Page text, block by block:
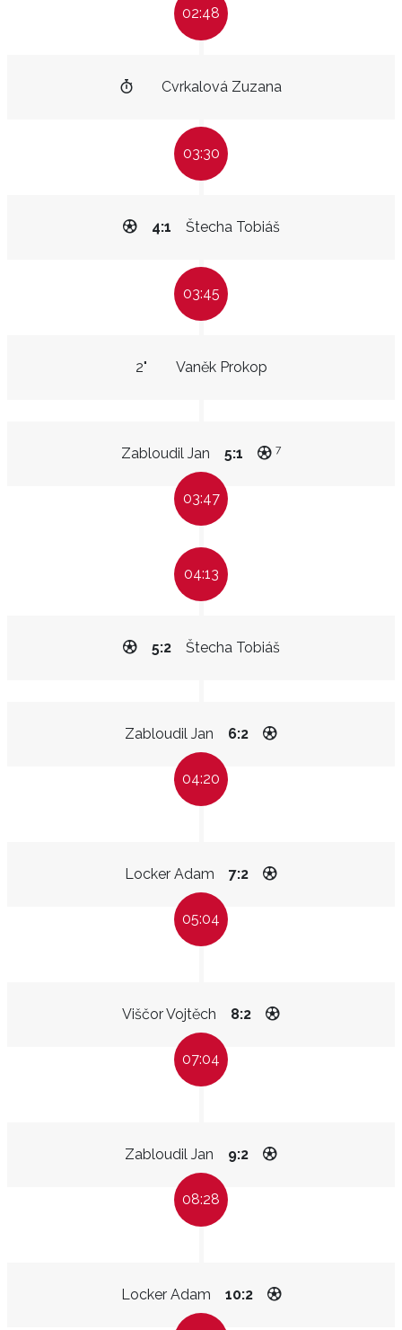
02:48
Cvrkalová Zuzana
03:30
Štecha Tobiáš
4:1
03:45
Vaněk Prokop
2"
Zabloudil Jan 5:1 7
03:47
04:13
Štecha Tobiáš
5:2
Zabloudil Jan 6:2
04:20
Locker Adam 7:2
05:04
Viščor Vojtěch 8:2
07:04
Zabloudil Jan 9:2
08:28
Locker Adam 10:2